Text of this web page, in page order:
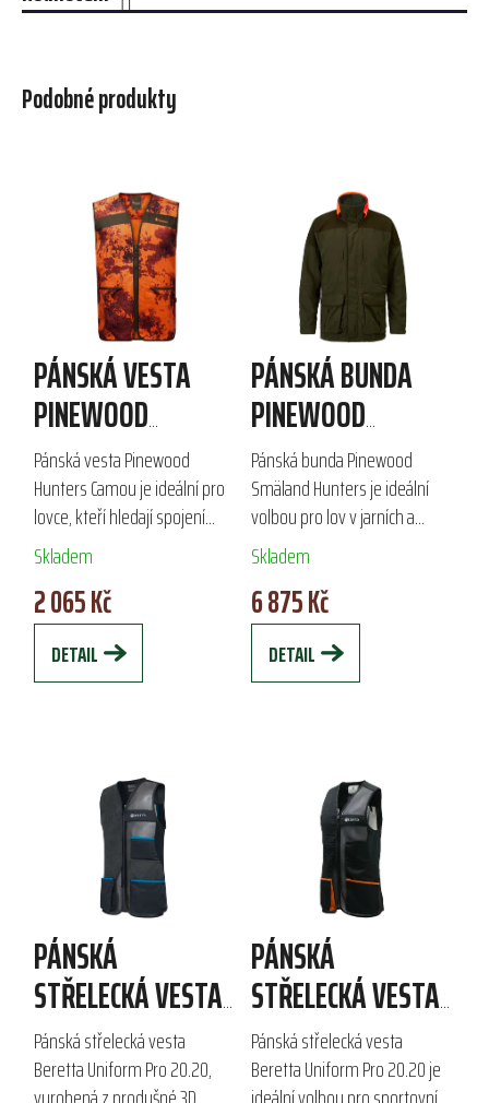
Podobné produkty
PÁNSKÁ VESTA
PINEWOOD
HUNTERS CAMOU
Pánská vesta Pinewood
Hunters Camou je ideální pro
lovce, kteří hledají spojení
funkčnosti a stylu. Vyrobena z
prodyšného materiálu s
vodoodpudivou úpravou,
nabízí praktické...
Skladem
2 065 Kč
DETAIL
PÁNSKÁ BUNDA
PINEWOOD
SMÄLAND
HUNTERS
Pánská bunda Pinewood
Smäland Hunters je ideální
volbou pro lov v jarních a
podzimních měsících. Tato
nepromokavá a větruodolná
bunda zaručuje komfort i v
nepříznivých...
Skladem
6 875 Kč
DETAIL
PÁNSKÁ
STŘELECKÁ VESTA
BERETTA UNIFORM
PRO 20.20
Pánská střelecká vesta
Beretta Uniform Pro 20.20,
PÁNSKÁ
STŘELECKÁ VESTA
BERETTA UNIFORM
PRO 20.20
Pánská střelecká vesta
Beretta Uniform Pro 20.20 je